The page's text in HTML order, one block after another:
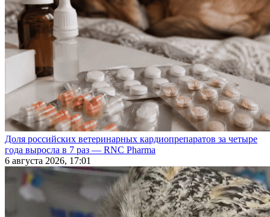
Доля российских ветеринарных кардиопрепаратов за четыре
года выросла в 7 раз — RNC Pharma
6 августа 2026, 17:01